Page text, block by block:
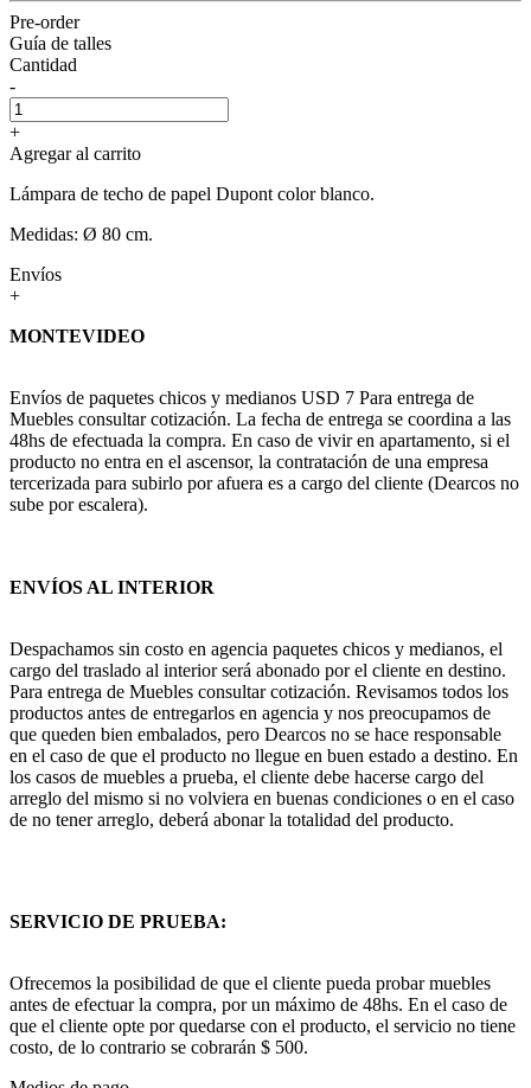
Pre-order
Guía de talles
Cantidad
-
+
Agregar al carrito
Lámpara de techo de papel Dupont color blanco.
Medidas: Ø 80 cm.
Envíos
+
MONTEVIDEO
Envíos de paquetes chicos y medianos USD 7 Para entrega de
Muebles consultar cotización. La fecha de entrega se coordina a las
48hs de efectuada la compra. En caso de vivir en apartamento, si el
producto no entra en el ascensor, la contratación de una empresa
tercerizada para subirlo por afuera es a cargo del cliente (Dearcos no
sube por escalera).
ENVÍOS AL INTERIOR
Despachamos sin costo en agencia paquetes chicos y medianos, el
cargo del traslado al interior será abonado por el cliente en destino.
Para entrega de Muebles consultar cotización. Revisamos todos los
productos antes de entregarlos en agencia y nos preocupamos de
que queden bien embalados, pero Dearcos no se hace responsable
en el caso de que el producto no llegue en buen estado a destino. En
los casos de muebles a prueba, el cliente debe hacerse cargo del
arreglo del mismo si no volviera en buenas condiciones o en el caso
de no tener arreglo, deberá abonar la totalidad del producto.
SERVICIO DE PRUEBA:
Ofrecemos la posibilidad de que el cliente pueda probar muebles
antes de efectuar la compra, por un máximo de 48hs. En el caso de
que el cliente opte por quedarse con el producto, el servicio no tiene
costo, de lo contrario se cobrarán $ 500.